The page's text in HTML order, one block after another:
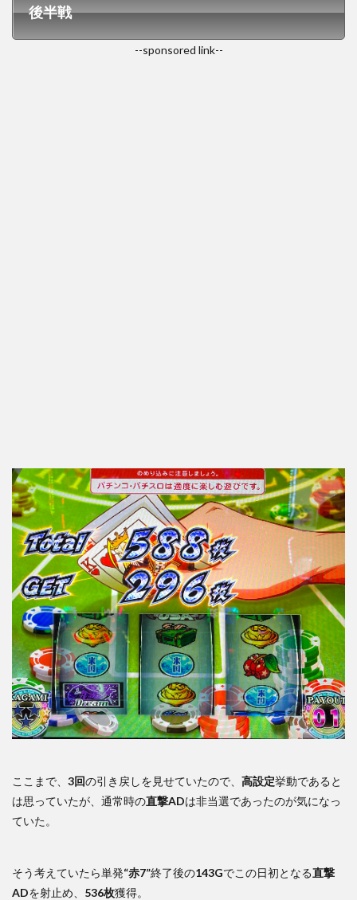
後半戦
--sponsored link--
ここまで、 3回の引き戻しを見せていたので、 高設定挙動であると
は思っていたが、通常時の直撃ADは非当選であったのが気になっ
ていた。
そう考えていたら単発“赤7”終了後の143Gでこの日初となる直撃
ADを射止め、 536枚獲得。